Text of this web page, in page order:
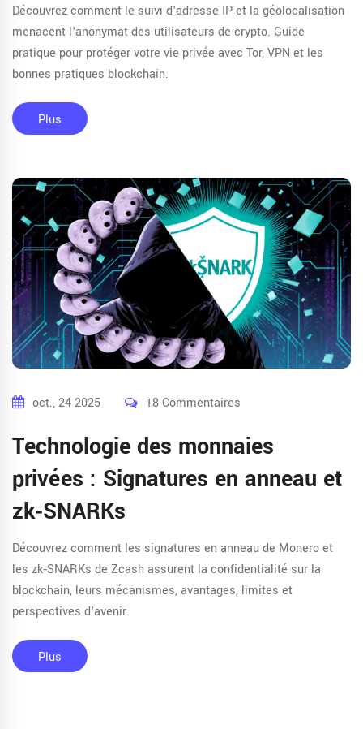
Découvrez comment le suivi d'adresse IP et la géolocalisation
menacent l'anonymat des utilisateurs de crypto. Guide
pratique pour protéger votre vie privée avec Tor, VPN et les
bonnes pratiques blockchain.
Plus
oct., 24 2025 18 Commentaires
Technologie des monnaies
privées : Signatures en anneau et
zk‑SNARKs
Découvrez comment les signatures en anneau de Monero et
les zk‑SNARKs de Zcash assurent la confidentialité sur la
blockchain, leurs mécanismes, avantages, limites et
perspectives d'avenir.
Plus